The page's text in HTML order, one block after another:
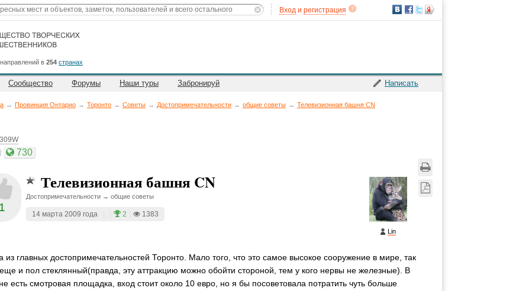
Вход и регистрация
направлений в 254 странах
Написать
Сообщество Форумы Наши туры Забронируй
→ Провинция Онтарио → Торонто → Советы → Достопримечательности → общие советы → Телевизионная башня CN
730
1
Lin
Телевизионная башня CN
Достопримечательности → общие советы
14 марта 2009 года 2 1383
из главных достопримечательностей Торонто. Мало того, что это самое высокое сооружение в мире, так
и пол стеклянный(правда, эту аттракцию можно обойти стороной, тем у кого нервы не железные). В
есть смотровая площадка, вход стоит около 10 евро, но я бы посоветовала потратить чуть больше